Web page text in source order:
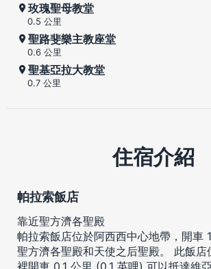
玫瑰聖母教堂
0.5 公里
聖路斐樂主教座堂
0.6 公里
聖基亞拉大教堂
0.7 公里
住宿介紹
帕拉索飯店
靠近聖方濟各聖殿
帕拉索飯店位於阿西西中心地帶，開車
聖方濟各聖殿和天使之后聖殿。 此飯店
裡開車 0.1 公里 (0.1 英哩) 可以抵達維